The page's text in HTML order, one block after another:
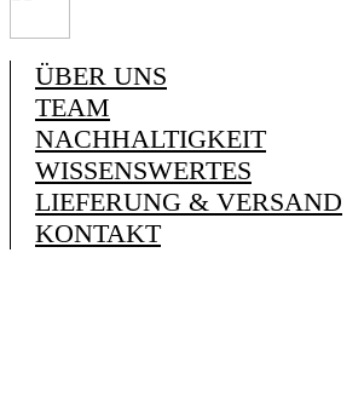
ÜBER UNS
TEAM
NACHHALTIGKEIT
WISSENSWERTES
LIEFERUNG & VERSAND
KONTAKT